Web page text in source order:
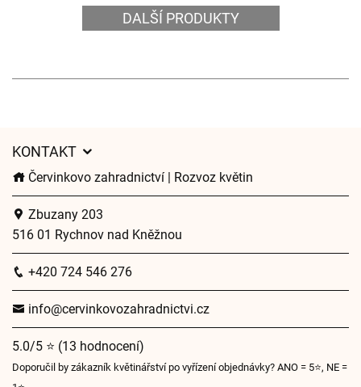
DALŠÍ PRODUKTY
KONTAKT
Červinkovo zahradnictví | Rozvoz květin
Zbuzany 203
516 01 Rychnov nad Kněžnou
+420 724 546 276
info@cervinkovozahradnictvi.cz
5.0/5 ⭐ (13 hodnocení)
Doporučil by zákazník květinářství po vyřízení objednávky? ANO = 5⭐, NE =